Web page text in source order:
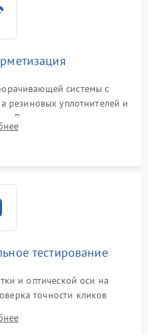
системы с
резиновых уплотнителей и
Вакуумирование корпуса
азотом или аргоном для
тестирование
и оптической оси на
точности кликов
испытание прицела на
устойчивости к отдаче и